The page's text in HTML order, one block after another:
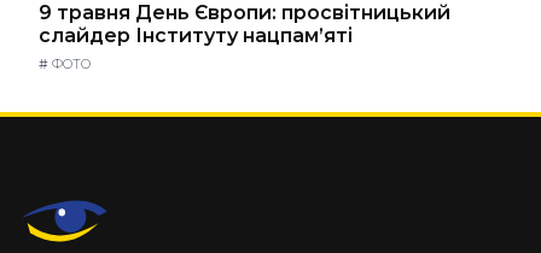
9 травня День Європи: просвітницький
слайдер Інституту нацпам’яті
# ФОТО